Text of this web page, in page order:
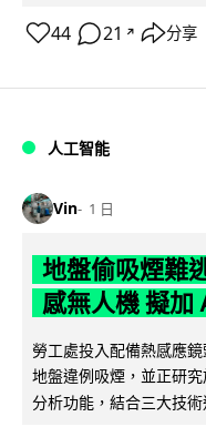
44 21 ↗ 分享
人工智能
Vin 1 日
地盤偷吸煙難
感無人機 擬加
勞工處投入配備熱感應
地盤違例吸煙，並正研
分析功能，結合三大技